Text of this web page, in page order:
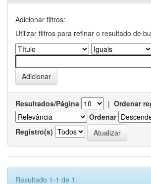
Adicionar filtros:
Utilizar filtros para refinar o resultado de
Resultados/Página | Ordenar
Ordenar
Registro(s)
Resultado 1-1 de 1.